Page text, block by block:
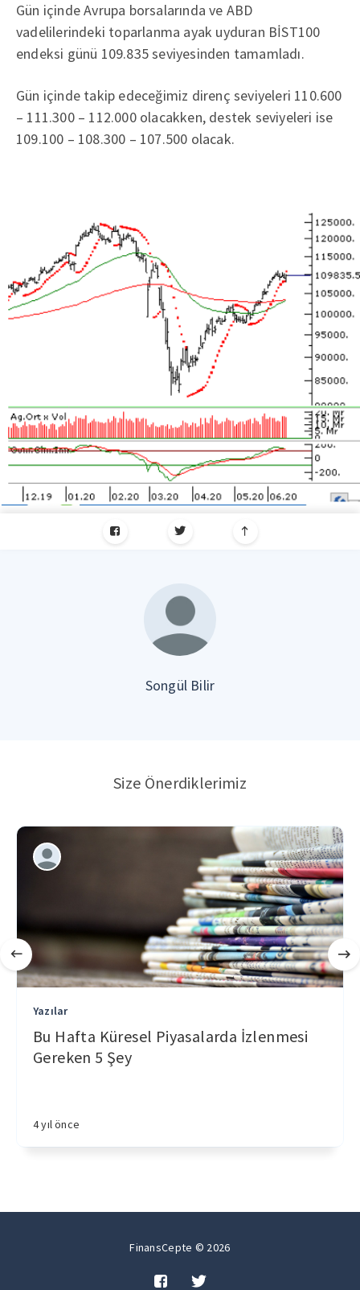
Gün içinde Avrupa borsalarında ve ABD
vadelilerindeki toparlanma ayak uyduran BİST100
endeksi günü 109.835 seviyesinden tamamladı.
Gün içinde takip edeceğimiz direnç seviyeleri 110.600
– 111.300 – 112.000 olacakken, destek seviyeleri ise
109.100 – 108.300 – 107.500 olacak.
Songül Bilir
Size Önerdiklerimiz
Yazılar
Bu Hafta Küresel Piyasalarda İzlenmesi
Gereken 5 Şey
4 yıl önce
FinansCepte © 2026